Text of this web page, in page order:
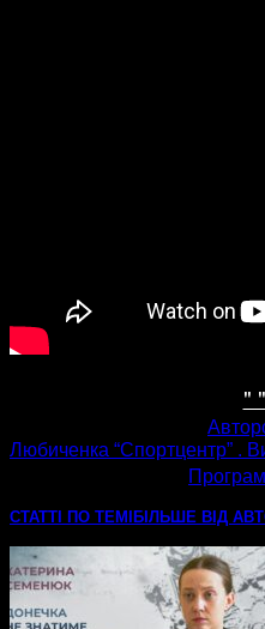
" "
Любиченка “Спортцентр” .
СТАТТІ ПО ТЕМІ БІЛЬШЕ ВІД